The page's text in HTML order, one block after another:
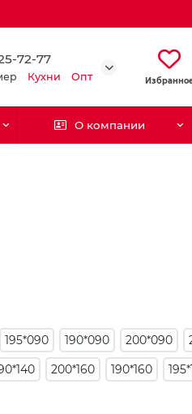
72-77
Кухни Опт
О компании
195*090 190*090 200*090
200*160 190*160